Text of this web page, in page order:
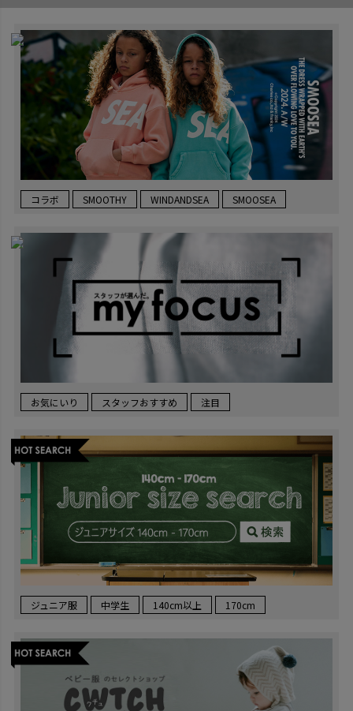
コラボ SMOOTHY WINDANDSEA SMOOSEA
お気にいり スタッフおすすめ 注目
ジュニア服 中学生 140cm以上 170cm